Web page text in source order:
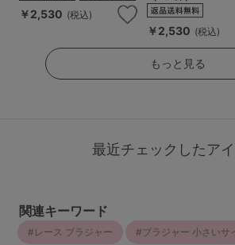
￥2,530 (税込)
￥2,530 (税込)
もっと見る
最近チェックしたア
関連キーワード
レース ブラジャー ブラジャー 小さいサ